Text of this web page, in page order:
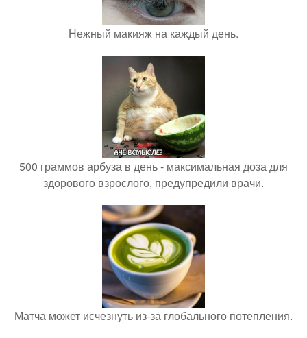
Нежный макияж на каждый день.
500 граммов арбуза в день - максимальная доза для
здорового взрослого, предупредили врачи.
Матча может исчезнуть из-за глобального потепления.